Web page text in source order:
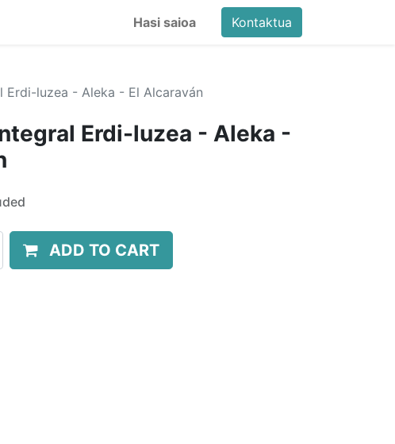
Hasi saioa Kontaktua
Erdi-luzea - Aleka - El Alcaraván
Erdi-luzea - Aleka -
ADD TO CART